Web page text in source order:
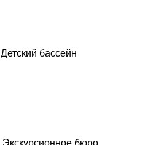
Детский бассейн
Экскурсионное бюро